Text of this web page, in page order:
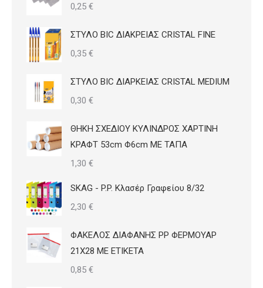
0,25 €
ΣΤΥΛΟ BIC ΔΙΑΚΡΕΙΑΣ CRISTAL FINE
0,35 €
ΣΤΥΛΟ BIC ΔΙΑΡΚΕΙΑΣ CRISTAL MEDIUM
0,30 €
ΘΗΚΗ ΣΧΕΔΙΟΥ ΚΥΛΙΝΔΡΟΣ ΧΑΡΤΙΝΗ
ΚΡΑΦΤ 53cm Φ6cm ΜΕ ΤΑΠΑ
1,30 €
SKAG - P.P. Κλασέρ Γραφείου 8/32
2,30 €
ΦΑΚΕΛΟΣ ΔΙΑΦΑΝΗΣ PP ΦΕΡΜΟΥΑΡ
21Χ28 ΜΕ ΕΤΙΚΕΤΑ
0,85 €